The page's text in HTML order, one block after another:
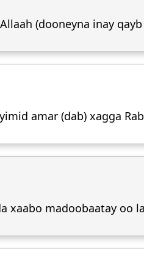
(dooneyna inay
amar (dab) xagga
xaabo madoobaatay oo